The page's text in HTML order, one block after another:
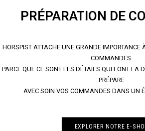
PRÉPARATION DE
HORSPIST ATTACHE UNE GRANDE IMPORTANCE
COMMANDES.
PARCE QUE CE SONT LES DÉTAILS QUI FONT LA
PRÉPARE
AVEC SOIN VOS COMMANDES DANS UN
EXPLORER NOTRE E-